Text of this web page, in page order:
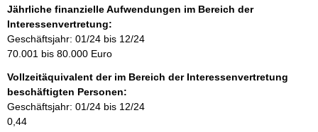
f
o
r
m
t
i
o
n
Jährliche finanzielle Aufwendungen im Bereich der
Interessenvertretung:
Geschäftsjahr: 01/24 bis 12/24
70.001 bis 80.000 Euro
Vollzeitäquivalent der im Bereich der Interessenvertretung
beschäftigten Personen:
Geschäftsjahr: 01/24 bis 12/24
0,44